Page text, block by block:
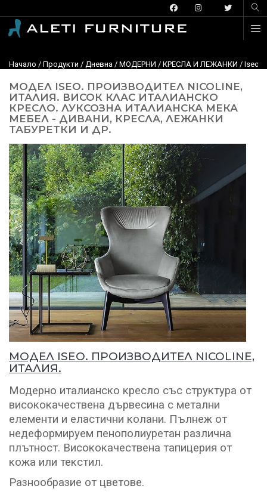
Начало / Продукти / Дневна / МОДЕРНИ / КРЕСЛА И ЛЕЖАНКИ / Iseo,
МОДЕЛ ISEO. ПРОИЗВОДИТЕЛ NICOLINE,
ИТАЛИЯ. ВИСОК КЛАС ИТАЛИАНСКО
КРЕСЛО. ЛУКСОЗНА ИТАЛИАНСКА МЕКА
МЕБЕЛ - ДИВАНИ, КРЕСЛА, ЛЕЖАНКИ
ТАБУРЕТКИ И ДР.
МОДЕЛ ISEO. ПРОИЗВОДИТЕЛ NICOLINE,
ИТАЛИЯ.
Модерно италианско кресло със структура от
висококачествена дървесина с метални
елементи и еластични колани. Пълнеж от
недеформируем пенополиуретан различна
плътност. Висококачествена тапицерия от
кожа или текстил.
Разнообразие от цветове.